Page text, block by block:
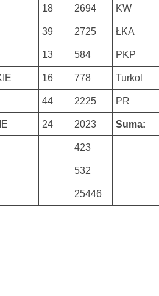
18 2694 KW
39 2725 ŁKA
13 584 PKP
16 778 Turkol
44 2225 PR
24 2023 Suma:
423
532
25446